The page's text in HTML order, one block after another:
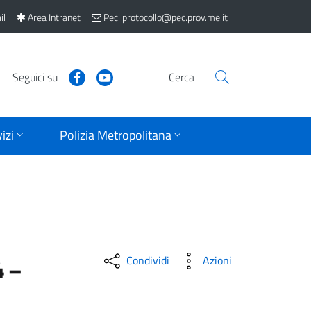
Area Intranet Pec: protocollo@pec.prov.me.it
Seguici su Cerca
Polizia Metropolitana
–
Condividi Azioni